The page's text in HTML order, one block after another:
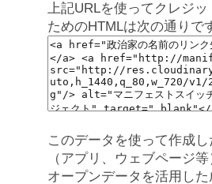
上記URLを使ってクレジッ
ためのHTMLは次の通りで
このデータを使って作成
（アプリ、ウェブページ等
オープンデータを活用した